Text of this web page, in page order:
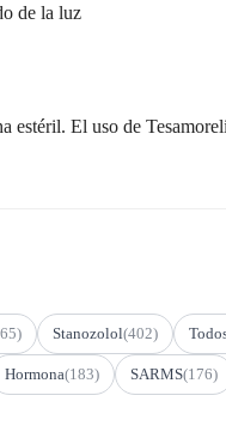
de la luz
El uso de
Stanozolol(402)
Hormona(183) SARMS(176)